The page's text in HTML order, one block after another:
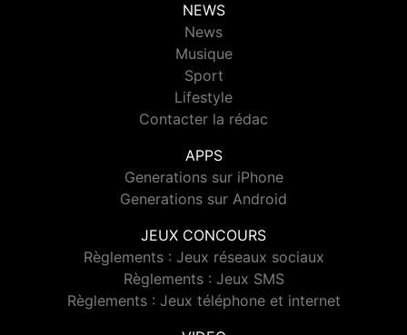
NEWS
News
Musique
Sport
Lifestyle
Contacter la rédac
APPS
Generations sur iPhone
Generations sur Android
JEUX CONCOURS
Règlements : Jeux réseaux sociaux
Règlements : Jeux SMS
Règlements : Jeux téléphone et internet